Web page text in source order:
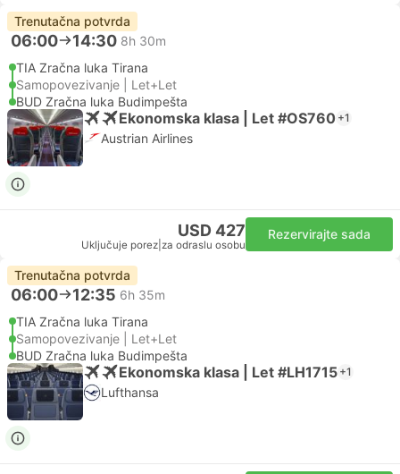
Trenutačna potvrda
06:00 14:30 8h 30m
TIA Zračna luka Tirana
Samopovezivanje | Let+Let
BUD Zračna luka Budimpešta
Ekonomska klasa | Let #OS760 +1
Austrian Airlines
USD 427
Uključuje porez za odraslu osobu
Rezervirajte sada
Trenutačna potvrda
06:00 12:35 6h 35m
TIA Zračna luka Tirana
Samopovezivanje | Let+Let
BUD Zračna luka Budimpešta
Ekonomska klasa | Let #LH1715 +1
Lufthansa